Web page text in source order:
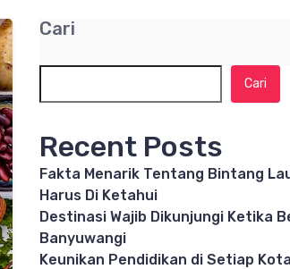
Cari
Cari
Recent Posts
Fakta Menarik Tentang Bintang
Harus Di Ketahui
Destinasi Wajib Dikunjungi Ketika
Banyuwangi
Keunikan Pendidikan di Setiap